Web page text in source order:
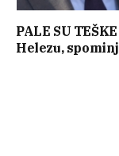
PALE SU
Helezu,